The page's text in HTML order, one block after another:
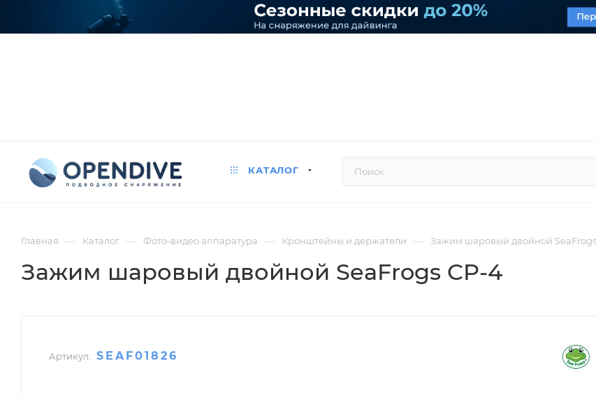
КАТАЛОГ
Главная — Каталог — Фото-видео аппаратура — Кронштейны и держатели — Зажим шаровый двойной
Зажим шаровый двойной SeaFrogs CP-4
Артикул: SEAF01826